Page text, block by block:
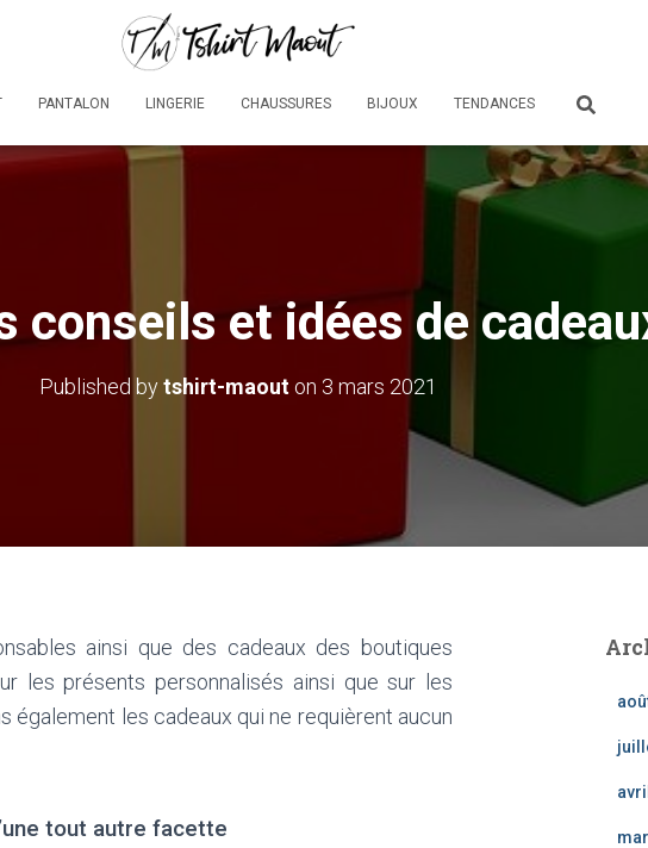
PANTALON LINGERIE CHAUSSURES BIJOUX TENDANCES
conseils et idées de
Published bytshirt-maout on 3 mars 2021
ainsi que des cadeaux des boutiques
les présents personnalisés ainsi que sur les
également les cadeaux qui ne requièrent aucun
tout autre facette